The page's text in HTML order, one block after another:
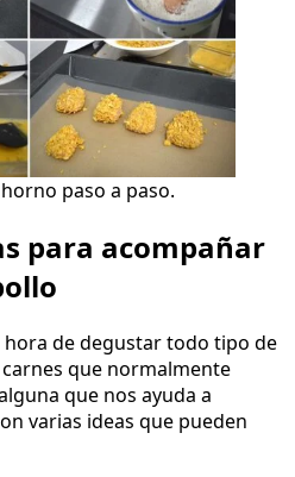
paso a paso.
para acompañar
hora de degustar todo tipo de
que normalmente
que nos ayuda a
varias ideas que pueden